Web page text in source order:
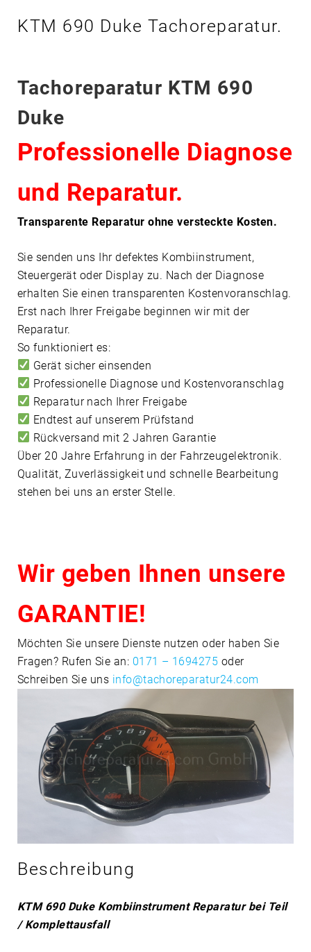
KTM 690 Duke Tachoreparatur.
Tachoreparatur KTM 690
Duke
Professionelle Diagnose
und Reparatur.
Transparente Reparatur ohne versteckte Kosten.
Sie senden uns Ihr defektes Kombiinstrument,
Steuergerät oder Display zu. Nach der Diagnose
erhalten Sie einen transparenten Kostenvoranschlag.
Erst nach Ihrer Freigabe beginnen wir mit der
Reparatur.
So funktioniert es:
Gerät sicher einsenden
Professionelle Diagnose und Kostenvoranschlag
Reparatur nach Ihrer Freigabe
Endtest auf unserem Prüfstand
Rückversand mit 2 Jahren Garantie
Über 20 Jahre Erfahrung in der Fahrzeugelektronik.
Qualität, Zuverlässigkeit und schnelle Bearbeitung
stehen bei uns an erster Stelle.
Wir geben Ihnen unsere
GARANTIE!
Möchten Sie unsere Dienste nutzen oder haben Sie
Fragen? Rufen Sie an: 0171 – 1694275 oder
Schreiben Sie uns info@tachoreparatur24.com
Beschreibung
KTM 690 Duke Kombiinstrument Reparatur bei Teil
/ Komplettausfall